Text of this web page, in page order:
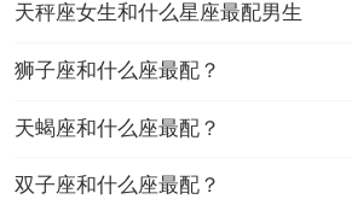
天秤座女生和什么星座最配男生
狮子座和什么座最配？
天蝎座和什么座最配？
双子座和什么座最配？